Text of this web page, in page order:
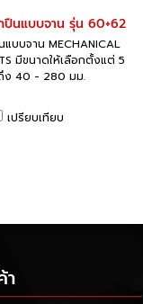
ปืนแบบจาน รุ่น 60+62
บบจาน MECHANICAL
มีขนาดให้เลือกตั้งแต่ 5
ง 40 - 280 มม.
เปรียบเทียบ